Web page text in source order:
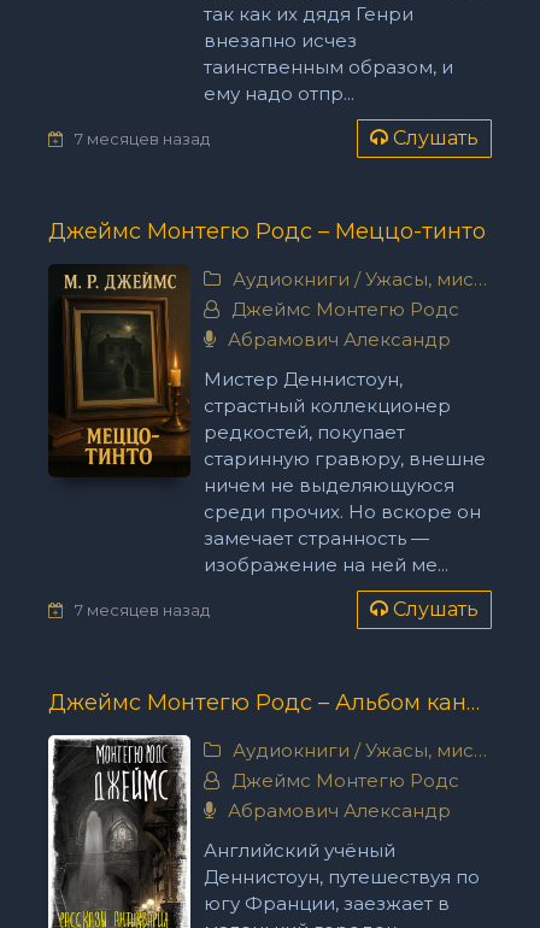
так как их дядя Генри
внезапно исчез
таинственным образом, и
ему надо отпр...
7 месяцев назад Слушать
Джеймс Монтегю Родс – Меццо-тинто
Аудиокниги /Ужасы, мистика
Джеймс Монтегю Родс
Абрамович Александр
Мистер Деннистоун,
страстный коллекционер
редкостей, покупает
старинную гравюру, внешне
ничем не выделяющуюся
среди прочих. Но вскоре он
замечает странность —
изображение на ней ме...
7 месяцев назад Слушать
Джеймс Монтегю Родс – Альбом каноника Альберика
Аудиокниги /Ужасы, мистика
Джеймс Монтегю Родс
Абрамович Александр
Английский учёный
Деннистоун, путешествуя по
югу Франции, заезжает в